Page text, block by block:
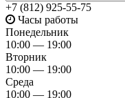
+7 (812) 925-55-75
Часы работы
Понедельник
10:00 — 19:00
Вторник
10:00 — 19:00
Среда
10:00 — 19:00